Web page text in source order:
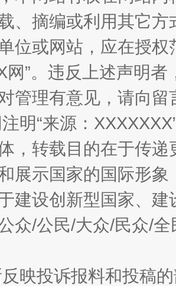
技园优化重塑工作
、摘编或利用其它
位或网站，应在授
网”。违反上述声明
管理有意见，请向
明“来源：
，转载目的在于传
展示国家的国际形
建设创新型国家、
众/公民/大众/民众/
映投诉报料和投稿